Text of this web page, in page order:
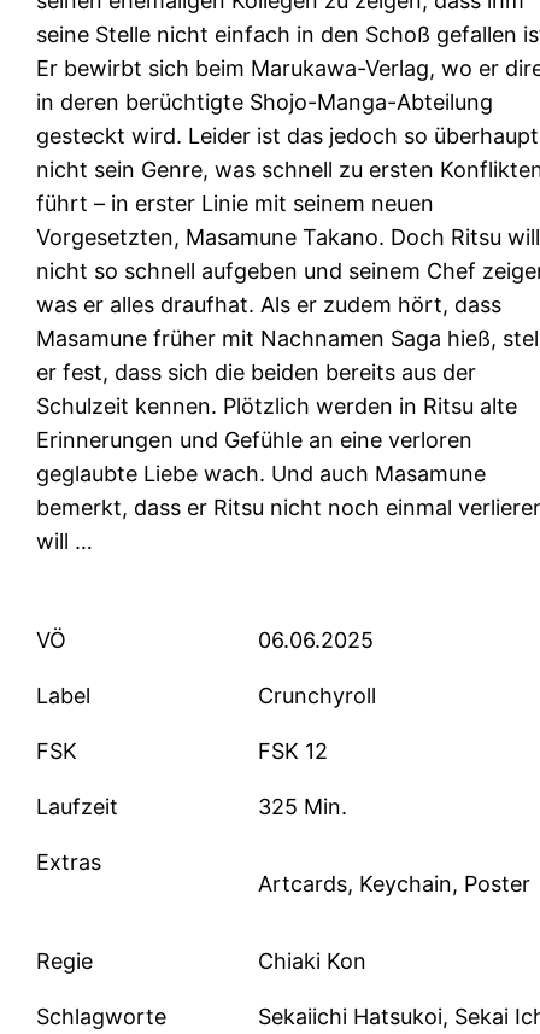
seine Stelle nicht einfach in den Schoß gefallen
Er bewirbt sich beim Marukawa-Verlag, wo er
in deren berüchtigte Shojo-Manga-Abteilung
gesteckt wird. Leider ist das jedoch so überhaupt
nicht sein Genre, was schnell zu ersten
führt – in erster Linie mit seinem neuen
Vorgesetzten, Masamune Takano. Doch Ritsu will
nicht so schnell aufgeben und seinem Chef
was er alles draufhat. Als er zudem hört, dass
Masamune früher mit Nachnamen Saga hieß,
er fest, dass sich die beiden bereits aus der
Schulzeit kennen. Plötzlich werden in Ritsu alte
Erinnerungen und Gefühle an eine verloren
geglaubte Liebe wach. Und auch Masamune
bemerkt, dass er Ritsu nicht noch einmal
will …
VÖ 06.06.2025
Label Crunchyroll
FSK FSK 12
Laufzeit 325 Min.
Extras
Artcards, Keychain, Poster
Regie Chiaki Kon
Schlagworte
Sekaiichi Hatsukoi, Sekai